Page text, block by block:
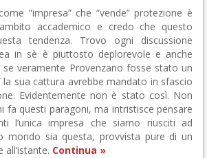
“impresa” che “vende” protezione è
accademico e credo che questo
tendenza. Trovo ogni discussione
in sè è piuttosto deplorevole e anche
se veramente Provenzano fosse stato un
la sua cattura avrebbe mandato in sfascio
Evidentemente non è stato così. Non
fa questi paragoni, ma intristisce pensare
l’unica impresa che siamo riusciti ad
mondo sia questa, provvista pure di un
all’istante. Continua »